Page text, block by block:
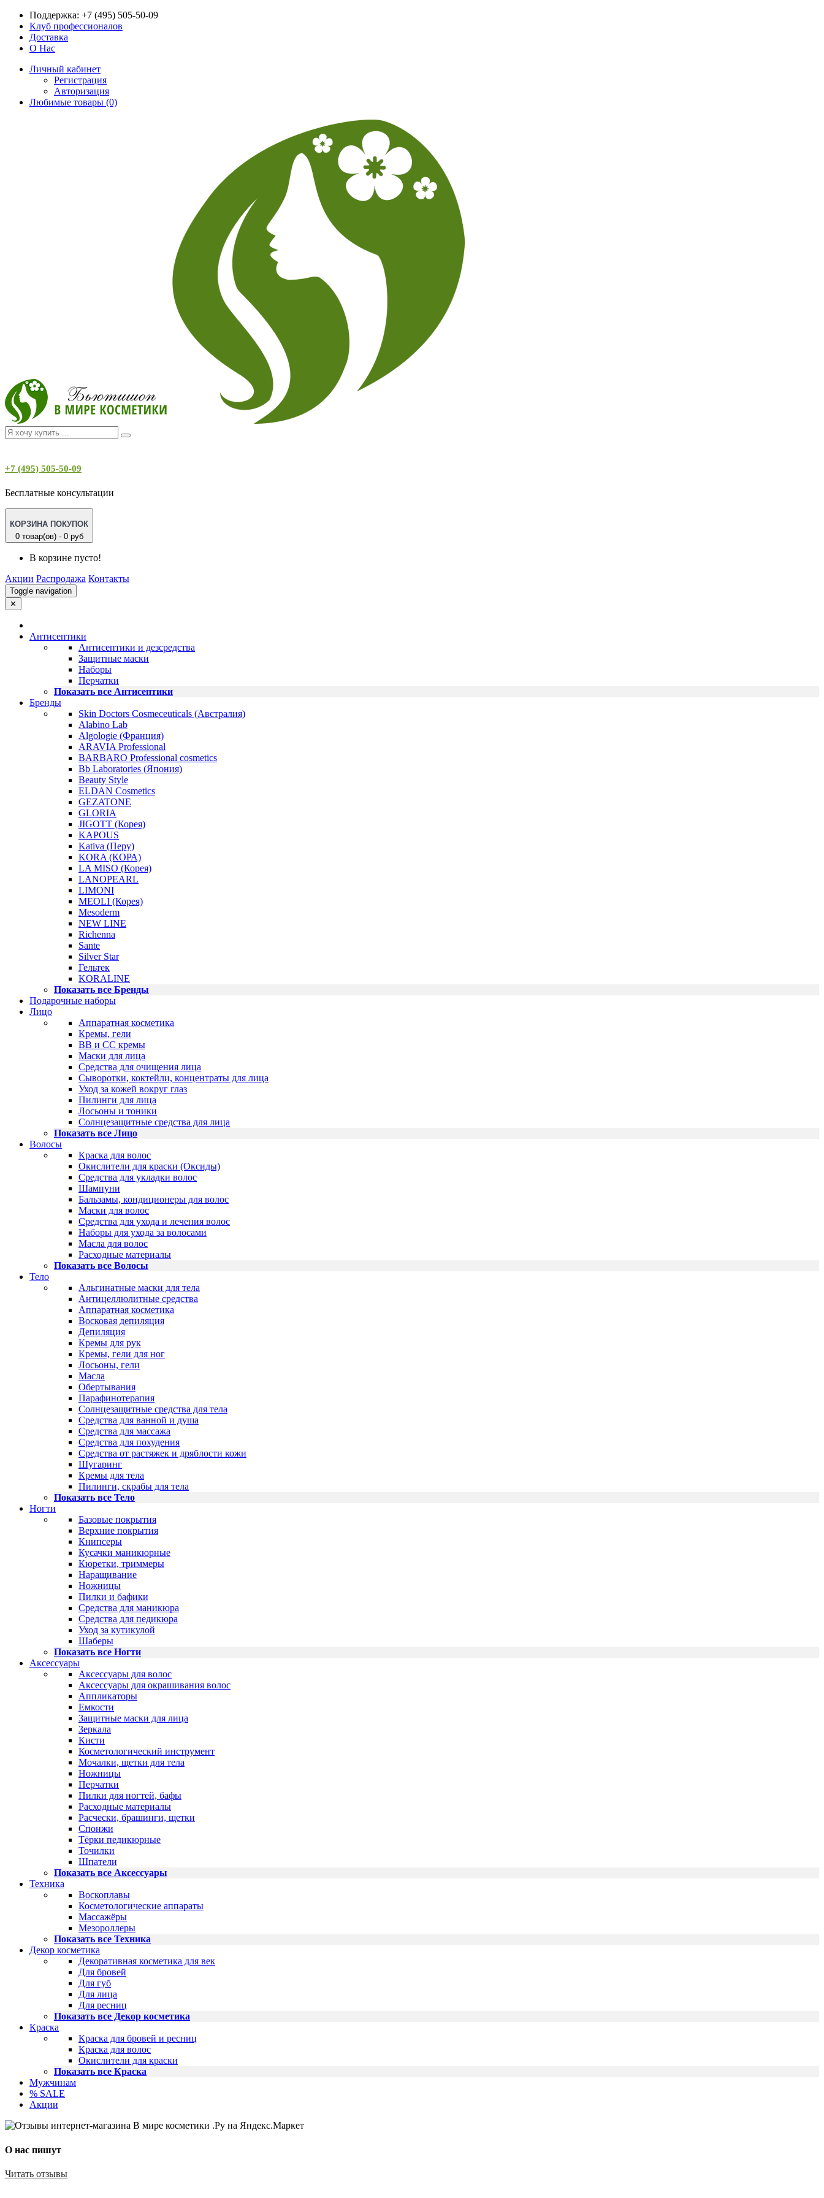
Поддержка: +7 (495) 505-50-09
Клуб профессионалов
Доставка
О Нас
Личный кабинет
Регистрация
Авторизация
Любимые товары (0)
+7 (495) 505-50-09
Бесплатные консультации
КОРЗИНА ПОКУПОК
0 товар(ов) - 0 руб
В корзине пусто!
Акции Распродажа Контакты
Toggle navigation
✕
Антисептики
Антисептики и дезсредства
Защитные маски
Наборы
Перчатки
Показать все Антисептики
Бренды
Skin Doctors Cosmeceuticals (Австралия)
Alabino Lab
Algologie (Франция)
ARAVIA Professional
BARBARO Professional cosmetics
Bb Laboratories (Япония)
Beauty Style
ELDAN Cosmetics
GEZATONE
GLORIA
JIGOTT (Корея)
KAPOUS
Kativa (Перу)
KORA (КОРА)
LA MISO (Корея)
LANOPEARL
LIMONI
MEOLI (Корея)
Mesoderm
NEW LINE
Richenna
Sante
Silver Star
Гельтек
KORALINE
Показать все Бренды
Подарочные наборы
Лицо
Аппаратная косметика
Кремы, гели
BB и CC кремы
Маски для лица
Средства для очищения лица
Сыворотки, коктейли, концентраты для лица
Уход за кожей вокруг глаз
Пилинги для лица
Лосьоны и тоники
Солнцезащитные средства для лица
Показать все Лицо
Волосы
Краска для волос
Окислители для краски (Оксиды)
Средства для укладки волос
Шампуни
Бальзамы, кондиционеры для волос
Маски для волос
Средства для ухода и лечения волос
Наборы для ухода за волосами
Масла для волос
Расходные материалы
Показать все Волосы
Тело
Альгинатные маски для тела
Антицеллюлитные средства
Аппаратная косметика
Восковая депиляция
Депиляция
Кремы для рук
Кремы, гели для ног
Лосьоны, гели
Масла
Обертывания
Парафинотерапия
Солнцезащитные средства для тела
Средства для ванной и душа
Средства для массажа
Средства для похудения
Средства от растяжек и дряблости кожи
Шугаринг
Кремы для тела
Пилинги, скрабы для тела
Показать все Тело
Ногти
Базовые покрытия
Верхние покрытия
Книпсеры
Кусачки маникюрные
Кюретки, триммеры
Наращивание
Ножницы
Пилки и бафики
Средства для маникюра
Средства для педикюра
Уход за кутикулой
Шаберы
Показать все Ногти
Аксессуары
Аксессуары для волос
Аксессуары для окрашивания волос
Аппликаторы
Емкости
Защитные маски для лица
Зеркала
Кисти
Косметологический инструмент
Мочалки, щетки для тела
Ножницы
Перчатки
Пилки для ногтей, бафы
Расходные материалы
Расчески, брашинги, щетки
Спонжи
Тёрки педикюрные
Точилки
Шпатели
Показать все Аксессуары
Техника
Воскоплавы
Косметологические аппараты
Массажёры
Мезороллеры
Показать все Техника
Декор косметика
Декоративная косметика для век
Для бровей
Для губ
Для лица
Для ресниц
Показать все Декор косметика
Краска
Краска для бровей и ресниц
Краска для волос
Окислители для краски
Показать все Краска
Мужчинам
% SALE
Акции
О нас пишут
Читать отзывы